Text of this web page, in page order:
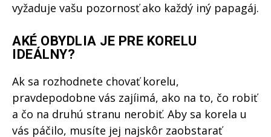
vyžaduje vašu pozornosť ako každý iný papagáj.
AKÉ OBYDLIA JE PRE KORELU
IDEÁLNY?
Ak sa rozhodnete chovať korelu,
pravdepodobne vás zajíimá, ako na to, čo robiť
a čo na druhú stranu nerobiť. Aby sa korela u
vás páčilo, musíte jej najskôr zaobstarať